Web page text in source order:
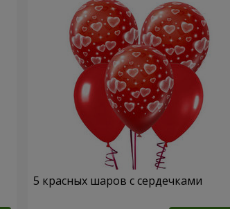
5 красных шаров с сердечками